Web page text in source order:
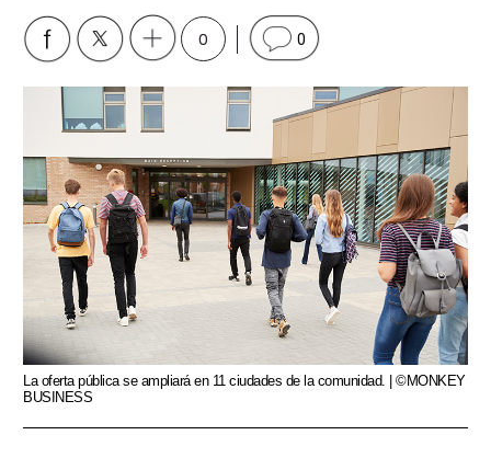
0 0
La oferta pública se ampliará en 11 ciudades de la comunidad. | ©MONKEY
BUSINESS